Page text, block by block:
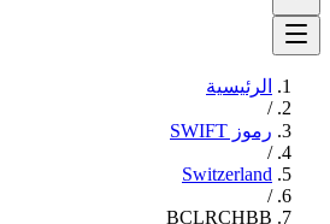
الرئيسية
/
رموز SWIFT
/
Switzerland
/
BCLRCHBB